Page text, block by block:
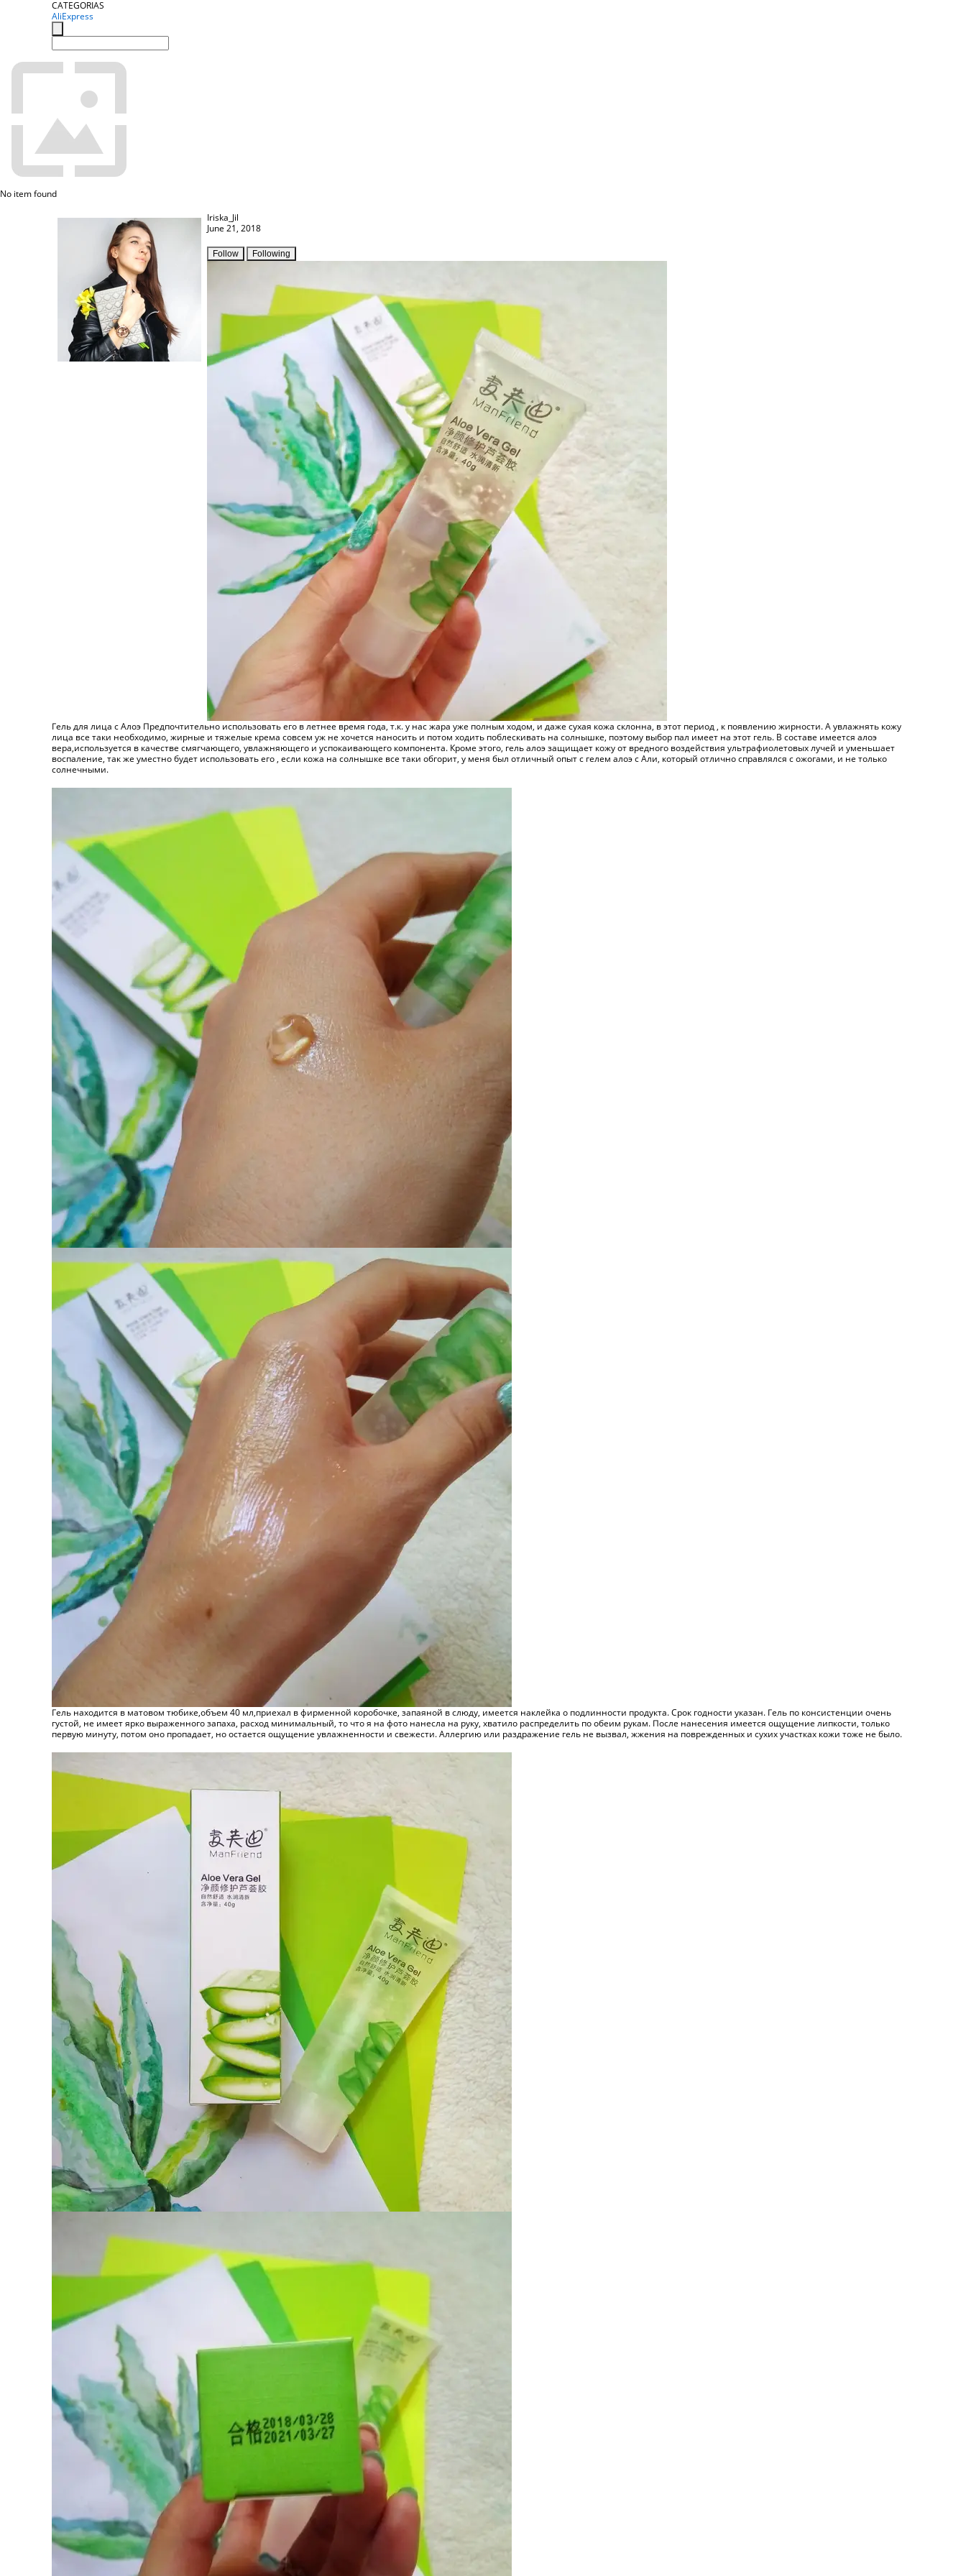
CATEGORIAS
AliExpress
No item found
Iriska_Jil
June 21, 2018
Follow Following
Гель для лица с Алоэ Предпочтительно использовать его в летнее время года, т.к. у нас жара уже полным ходом, и даже сухая кожа склонна, в этот период , к появлению жирности. А увлажнять кожу
лица все таки необходимо, жирные и тяжелые крема совсем уж не хочется наносить и потом ходить поблескивать на солнышке, поэтому выбор пал имеет на этот гель. В составе имеется алоэ
вера,используется в качестве смягчающего, увлажняющего и успокаивающего компонента. Кроме этого, гель алоэ защищает кожу от вредного воздействия ультрафиолетовых лучей и уменьшает
воспаление, так же уместно будет использовать его , если кожа на солнышке все таки обгорит, у меня был отличный опыт с гелем алоэ с Али, который отлично справлялся с ожогами, и не только
солнечными.
Гель находится в матовом тюбике,объем 40 мл,приехал в фирменной коробочке, запаяной в слюду, имеется наклейка о подлинности продукта. Срок годности указан. Гель по консистенции очень
густой, не имеет ярко выраженного запаха, расход минимальный, то что я на фото нанесла на руку, хватило распределить по обеим рукам. После нанесения имеется ощущение липкости, только
первую минуту, потом оно пропадает, но остается ощущение увлажненности и свежести. Аллергию или раздражение гель не вызвал, жжения на поврежденных и сухих участках кожи тоже не было.